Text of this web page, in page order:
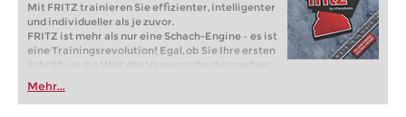
Mit FRITZ trainieren Sie effizienter, intelligenter
und individueller als je zuvor.
FRITZ ist mehr als nur eine Schach-Engine – es ist
eine Trainingsrevolution! Egal, ob Sie Ihre ersten
Schritte in die Welt des Vereinsschachs machen
oder bereits auf Turnierniveau spielen: Mit
FRITZ trainieren Sie effizienter, intelligenter und
individueller als je zuvor.
Mehr...